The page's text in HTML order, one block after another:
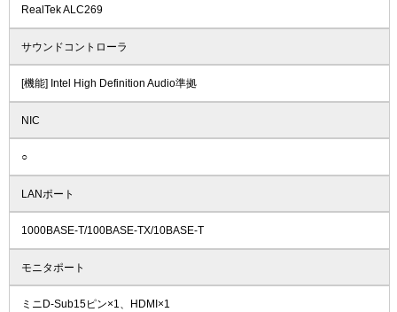
RealTek ALC269
サウンドコントローラ
[機能] Intel High Definition Audio準拠
NIC
○
LANポート
1000BASE-T/100BASE-TX/10BASE-T
モニタポート
ミニD-Sub15ピン×1、HDMI×1